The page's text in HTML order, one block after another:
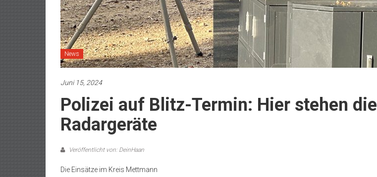
News
Juni 15, 2024
Polizei auf Blitz-Termin: Hier stehen die
Radargeräte
Veröffentlicht von: DeinHaan
Die Einsätze im Kreis Mettmann